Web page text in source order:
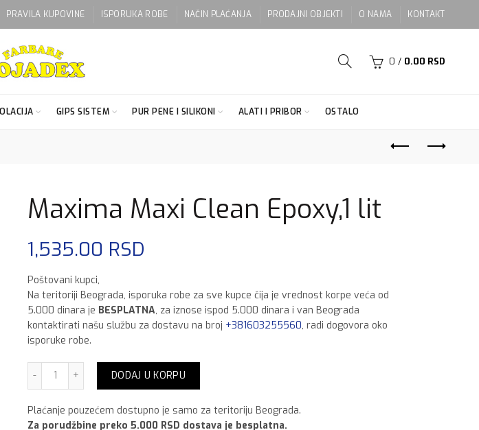
PRAVILA KUPOVINE ISPORUKA ROBE NAČIN PLAĆANJA PRODAJNI OBJEKTI O NAMA KONTAKT
0 / 0.00 RSD
GIPS SISTEM PUR PENE I SILIKONI ALATI I PRIBOR OSTALO
Maxima Maxi Clean Epoxy,1 lit
1,535.00 RSD
Poštovani kupci,
Na teritoriji Beograda, isporuka robe za sve kupce čija je vrednost korpe veća od
5.000 dinara je BESPLATNA, za iznose ispod 5.000 dinara i van Beograda
kontaktirati našu službu za dostavu na broj +381603255560, radi dogovora oko
isporuke robe.
Maxima Maxi Clean Epoxy,1 lit količina
DODAJ U KORPU
Plaćanje pouzećem dostupno je samo za teritoriju Beograda.
Za porudžbine preko 5.000 RSD dostava je besplatna.